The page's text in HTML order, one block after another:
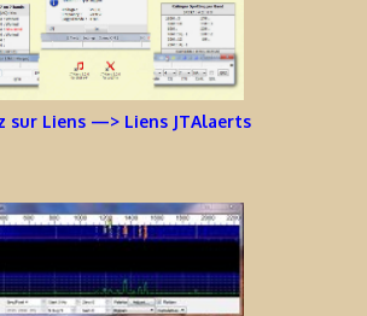
sur Liens —> Liens JTAlaerts